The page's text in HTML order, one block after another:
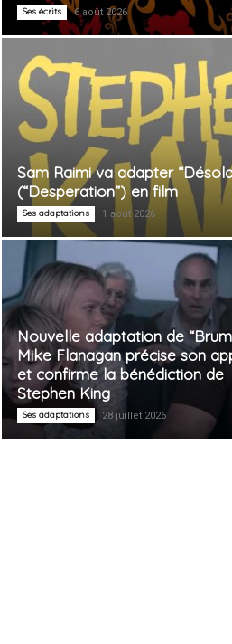
Ses écrits 6 août 2026
Sam Raimi va adapter
(“Desperation”) en film
Ses adaptations 1 août 2026
Nouvelle adaptation de
Mike Flanagan précise son
et confirme la bénédiction de
Stephen King
Ses adaptations 28 juillet 2026